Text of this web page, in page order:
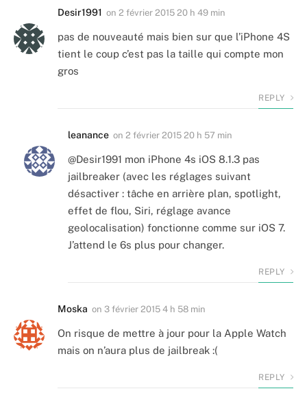
Desir1991 on 2 février 2015 20 h 49 min
pas de nouveauté mais bien sur que l’iPhone 4S
tient le coup c’est pas la taille qui compte mon
gros
REPLY
leanance on 2 février 2015 20 h 57 min
@Desir1991 mon iPhone 4s iOS 8.1.3 pas
jailbreaker (avec les réglages suivant
désactiver : tâche en arrière plan, spotlight,
effet de flou, Siri, réglage avance
geolocalisation) fonctionne comme sur iOS 7.
J’attend le 6s plus pour changer.
REPLY
Moska on 3 février 2015 4 h 58 min
On risque de mettre à jour pour la Apple Watch
mais on n’aura plus de jailbreak :(
REPLY